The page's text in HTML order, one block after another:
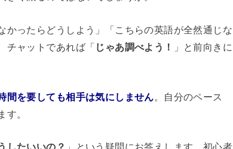
ったらどうしよう」「こちらの英語が全然通じな
チャットであれば「 じゃあ調べよう！
」と前向きに
間を要しても相手は気にしません。自分のペース
。